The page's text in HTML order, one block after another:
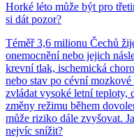
Horké léto může být pro
si dát pozor?
Téměř 3,6 milionu Čechů
onemocnění nebo jejich
krevní tlak, ischemická
nebo stav po cévní
zvládat vysoké letní teploty,
změny režimu během
může riziko dále zvyšovat.
nejvíc snížit?